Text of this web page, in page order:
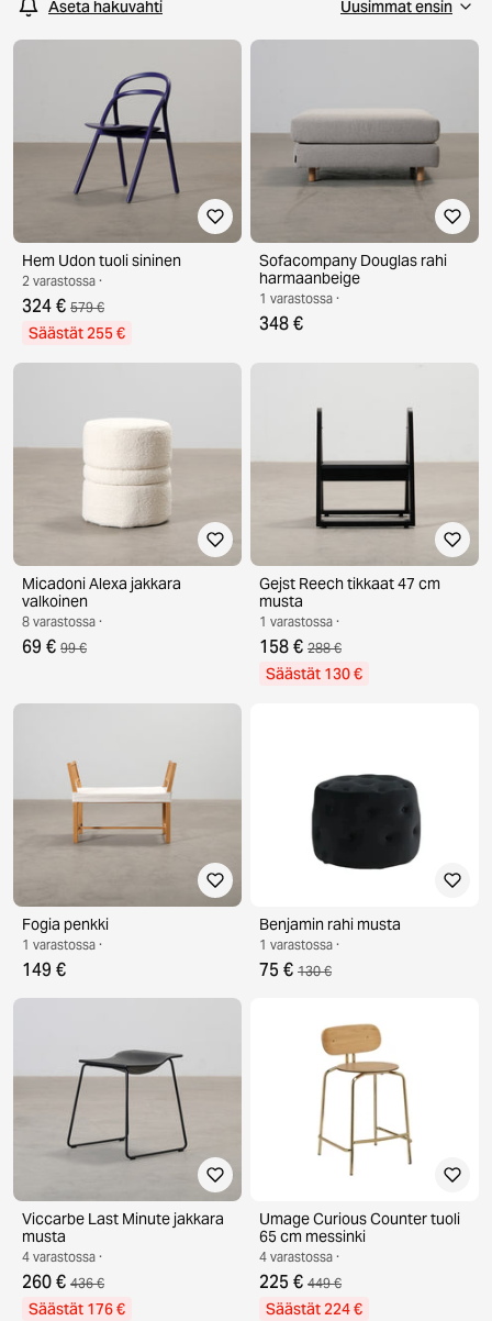
Aseta hakuvahti
Hem Udon tuoli sininen
2 varastossa ·
324 € 579 €
Säästät 255 €
Sofacompany Douglas rahi
harmaanbeige
1 varastossa ·
348 €
Micadoni Alexa jakkara
valkoinen
8 varastossa ·
69 € 99 €
Gejst Reech tikkaat 47 cm
musta
1 varastossa ·
158 € 288 €
Säästät 130 €
Fogia penkki
1 varastossa ·
149 €
Benjamin rahi musta
1 varastossa ·
75 € 130 €
Viccarbe Last Minute jakkara
musta
4 varastossa ·
260 € 436 €
Säästät 176 €
Umage Curious Counter tuoli
65 cm messinki
4 varastossa ·
225 € 449 €
Säästät 224 €